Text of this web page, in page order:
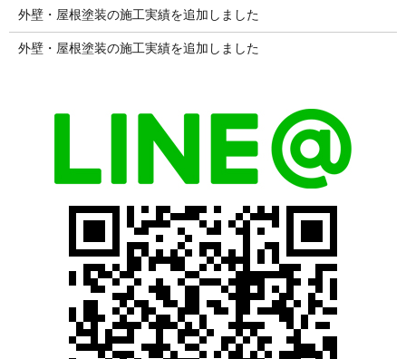
外壁・屋根塗装の施工実績を追加しました
外壁・屋根塗装の施工実績を追加しました